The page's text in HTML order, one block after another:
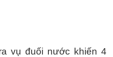
vụ đuối nước khiến 4